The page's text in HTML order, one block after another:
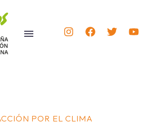
POR EL CLIMA